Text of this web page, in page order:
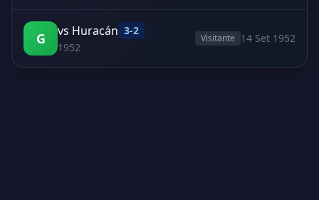
G vs Huracán 3-2
1952
Visitante 14 Set 1952